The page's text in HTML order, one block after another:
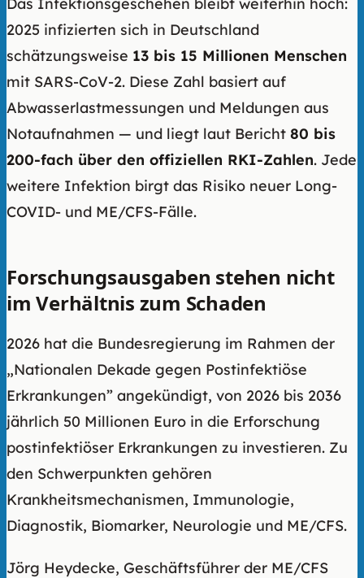
2025 infizierten sich in Deutschland
schätzungsweise 13 bis 15 Millionen Menschen
mit SARS-CoV-2. Diese Zahl basiert auf
Abwasserlastmessungen und Meldungen aus
Notaufnahmen — und liegt laut Bericht 80 bis
200-fach über den offiziellen RKI-Zahlen. Jede
weitere Infektion birgt das Risiko neuer Long-
COVID- und ME/CFS-Fälle.
Forschungsausgaben stehen nicht
im Verhältnis zum Schaden
2026 hat die Bundesregierung im Rahmen der
„Nationalen Dekade gegen Postinfektiöse
Erkrankungen” angekündigt, von 2026 bis 2036
jährlich 50 Millionen Euro in die Erforschung
postinfektiöser Erkrankungen zu investieren. Zu
den Schwerpunkten gehören
Krankheitsmechanismen, Immunologie,
Diagnostik, Biomarker, Neurologie und ME/CFS.
Jörg Heydecke, Geschäftsführer der ME/CFS